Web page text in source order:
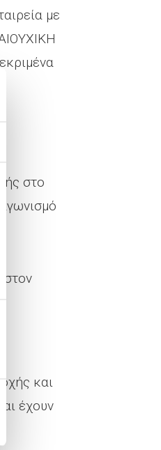
με
στο
στον
και
έχουν